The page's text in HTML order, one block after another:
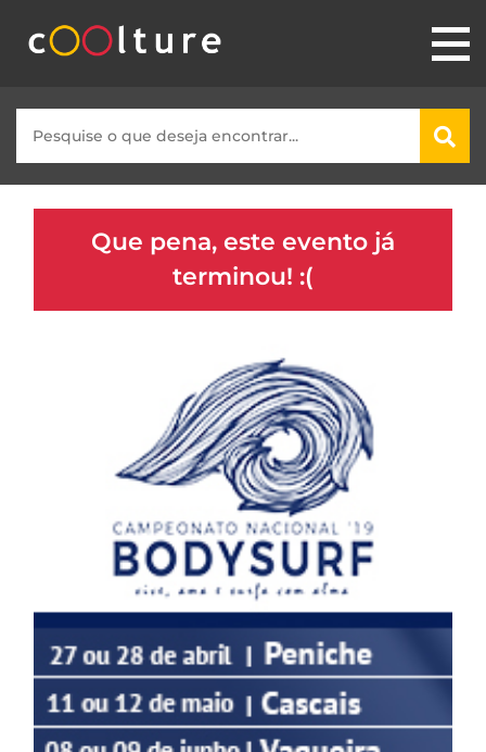
Que pena, este evento já
terminou! :(